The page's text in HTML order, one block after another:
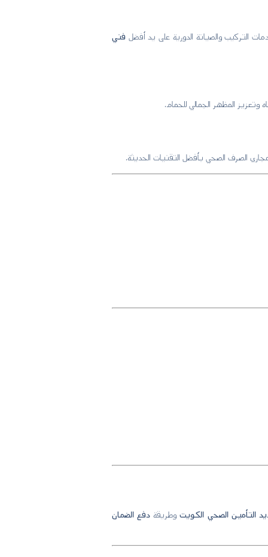
التركيب والصيانة الدورية على يد أفضل فني
المظهر الجمالي للحمام.
الصرف الصحي بأفضل التقنيات الحديثة.
التأمين الصحي الكويتوطريقة دفع الضمان